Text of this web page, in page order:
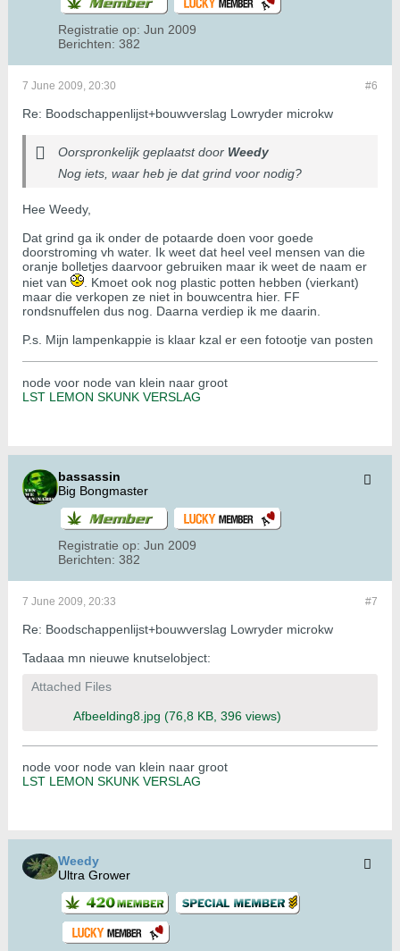
Registratie op: Jun 2009
Berichten: 382
#6
7 June 2009, 20:30
Re: Boodschappenlijst+bouwverslag Lowryder microkw
Oorspronkelijk geplaatst door Weedy
Nog iets, waar heb je dat grind voor nodig?
Hee Weedy,
Dat grind ga ik onder de potaarde doen voor goede
doorstroming vh water. Ik weet dat heel veel mensen van die
oranje bolletjes daarvoor gebruiken maar ik weet de naam er
niet van
. Kmoet ook nog plastic potten hebben (vierkant)
maar die verkopen ze niet in bouwcentra hier. FF
rondsnuffelen dus nog. Daarna verdiep ik me daarin.
P.s. Mijn lampenkappie is klaar kzal er een fotootje van posten
node voor node van klein naar groot
LST LEMON SKUNK VERSLAG
bassassin
Big Bongmaster
Registratie op: Jun 2009
Berichten: 382
#7
7 June 2009, 20:33
Re: Boodschappenlijst+bouwverslag Lowryder microkw
Tadaaa mn nieuwe knutselobject:
Attached Files
Afbeelding8.jpg (76,8 KB, 396 views)
node voor node van klein naar groot
LST LEMON SKUNK VERSLAG
Weedy
Ultra Grower